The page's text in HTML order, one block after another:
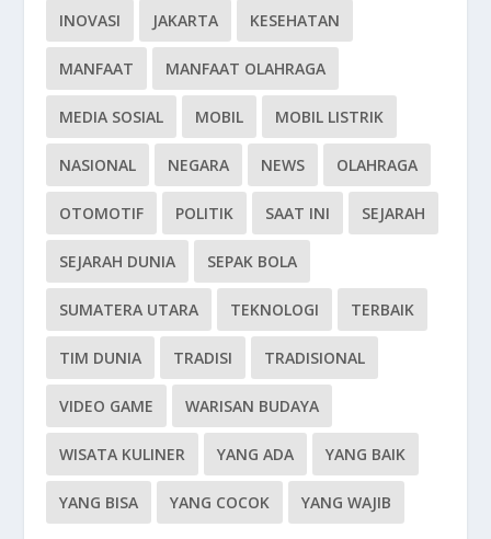
INOVASI JAKARTA KESEHATAN
MANFAAT MANFAAT OLAHRAGA
MEDIA SOSIAL MOBIL MOBIL LISTRIK
NASIONAL NEGARA NEWS OLAHRAGA
OTOMOTIF POLITIK SAAT INI SEJARAH
SEJARAH DUNIA SEPAK BOLA
SUMATERA UTARA TEKNOLOGI TERBAIK
TIM DUNIA TRADISI TRADISIONAL
VIDEO GAME WARISAN BUDAYA
WISATA KULINER YANG ADA YANG BAIK
YANG BISA YANG COCOK YANG WAJIB